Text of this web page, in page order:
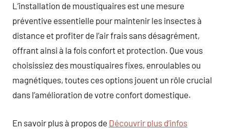
L’installation de moustiquaires est une mesure
préventive essentielle pour maintenir les insectes à
distance et profiter de l’air frais sans désagrément,
offrant ainsi à la fois confort et protection. Que vous
choisissiez des moustiquaires fixes, enroulables ou
magnétiques, toutes ces options jouent un rôle crucial
dans l’amélioration de votre confort domestique.
En savoir plus à propos de Découvrir plus d’infos